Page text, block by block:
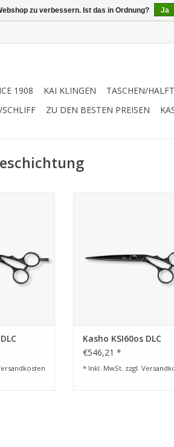
1908 KAI KLINGEN TASCHEN/
SCHLIFF ZU DEN BESTEN PREISEN
vor allem
Schraube
Fein einstellbares und vor
äußerst flaches
Schraubensystem,
ZUM WARENKORB
Kasho KSI60os DLC
€546,21 *
* Inkl. MwSt. zzgl.
zu verbessern. Ist das in Ordnung? Ja